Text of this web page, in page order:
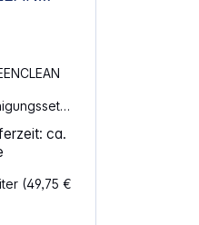
für ca.
(49,75 €